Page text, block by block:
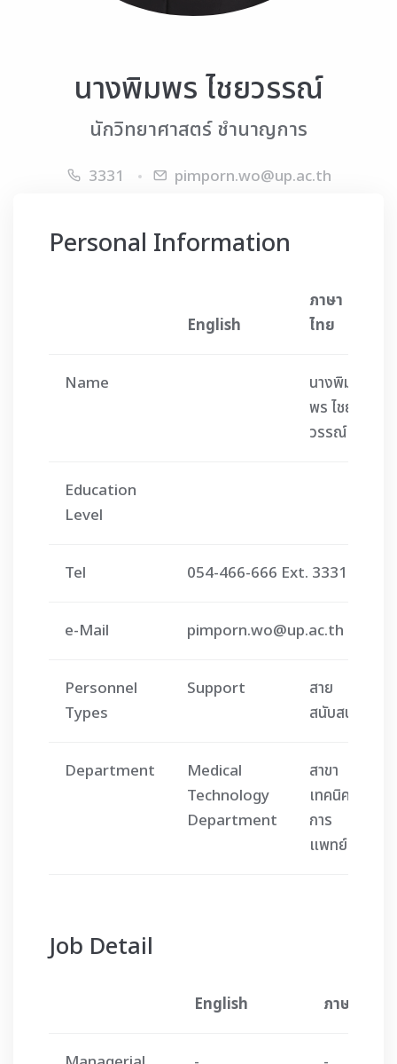
นางพิมพร ไชยวรรณ์
นักวิทยาศาสตร์ ชำนาญการ
3331 pimporn.wo@up.ac.th
Personal Information
English
ภาษา
ไทย
Name
นางพิม
พร ไชย
วรรณ์
Education
Level
Tel 054-466-666 Ext. 3331
e-Mail pimporn.wo@up.ac.th
Personnel
Types
Support
สาย
สนับสนุน
Department
Medical
Technology
Department
สาขา
เทคนิค
การ
แพทย์
Job Detail
English ภาษาไทย